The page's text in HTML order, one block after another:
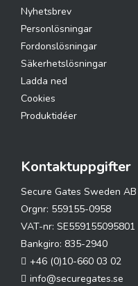
Nyhetsbrev
Personlösningar
Fordonslösningar
Säkerhetslösningar
Ladda ned
Cookies
Produktidéer
Kontaktuppgifter
Secure Gates Sweden AB
Orgnr: 559155-0958
VAT-nr: SE559155095801
Bankgiro: 835-2940
+46 (0)10-660 03 02
info@securegates.se